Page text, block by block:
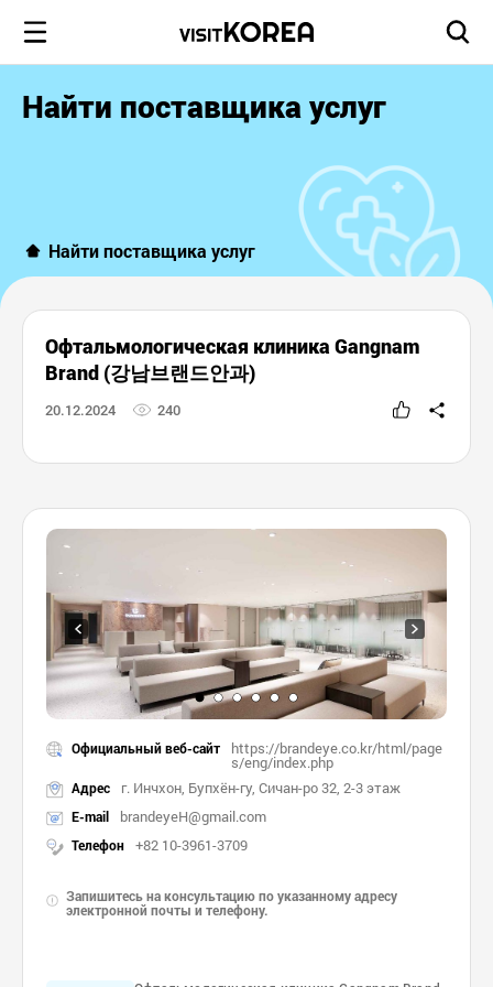
Найти поставщика услуг
Найти поставщика услуг
Офтальмологическая клиника Gangnam
Brand (강남브랜드안과)
20.12.2024 240
Официальный веб-сайт https://brandeye.co.kr/html/page
s/eng/index.php
Адрес г. Инчхон, Бупхён-гу, Сичан-ро 32, 2-3 этаж
E-mail brandeyeH@gmail.com
Телефон +82 10-3961-3709
Запишитесь на консультацию по указанному адресу
электронной почты и телефону.